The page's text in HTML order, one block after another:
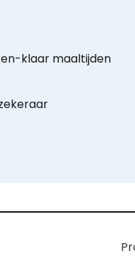
klaar maaltijden